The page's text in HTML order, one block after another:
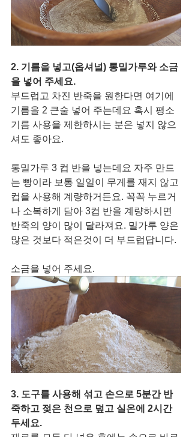
2. 기름을 넣고(옵셔널) 통밀가루와 소금
을 넣어 주세요.
부드럽고 차진 반죽을 원한다면 여기에
기름을 2 큰술 넣어 주는데요 혹시 평소
기름 사용을 제한하시는 분은 넣지 않으
셔도 좋아요.
통밀가루 3 컵 반을 넣는데요 자주 만드
는 빵이라 보통 일일이 무게를 재지 않고
컵을 사용해 계량하거든요. 꼭꼭 누르거
나 소복하게 담아 3컵 반을 계량하시면
반죽의 양이 많이 달라져요. 밀가루 양은
많은 것보다 적은것이 더 부드럽답니다.
소금을 넣어 주세요.
3. 도구를 사용해 섞고 손으로 5분간 반
죽하고 젖은 천으로 덮고 실온에 2시간
두세요.